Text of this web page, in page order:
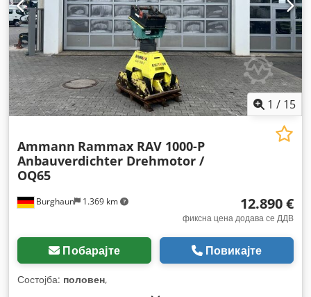
1 / 15
Burghaun 1.369 km
Ammann Rammax RAV 1000-P
Anbauverdichter Drehmotor /
OQ65
12.890 €
фиксна цена додава се ДДВ
Побарајте Повикајте
Состојба: половен,